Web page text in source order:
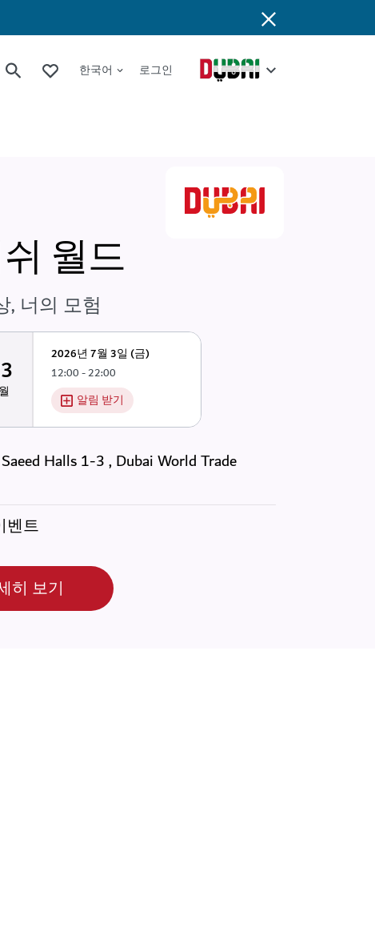
한국어 로그인
월드
, 너의 모험
2026년 7월 3일 (금)
12:00- 22:00
알림 받기
Halls 1-3 , Dubai World Trade
벤트
히 보기